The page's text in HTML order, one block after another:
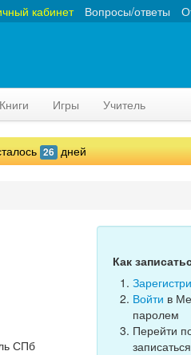
Вопросы/ответы
кабинет
Книги Игры Учитель
26 дней
СПб
Как
Войти в
паролем
Перейти
записаться